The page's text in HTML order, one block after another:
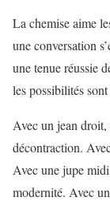
La chemise aime
une conversation
une tenue réussie
les possibilités
Avec un jean
décontraction.
Avec une jupe
modernité. Avec